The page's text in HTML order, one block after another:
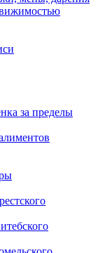
за пределы